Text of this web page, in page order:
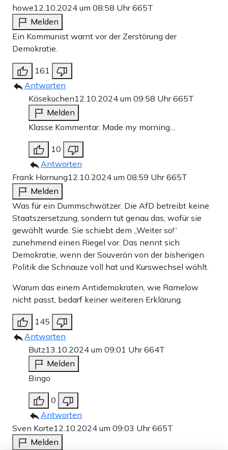
howe12.10.2024 um 08:58 Uhr665T
Melden
Ein Kommunist warnt vor der Zerstörung der
Demokratie.
161
Antworten
Käsekuchen12.10.2024 um 09:58 Uhr665T
Melden
Klasse Kommentar. Made my morning…
10
Antworten
Frank Hornung12.10.2024 um 08:59 Uhr665T
Melden
Was für ein Dummschwätzer. Die AfD betreibt keine
Staatszersetzung, sondern tut genau das, wofür sie
gewählt wurde. Sie schiebt dem „Weiter so!“
zunehmend einen Riegel vor. Das nennt sich
Demokratie, wenn der Souverän von der bisherigen
Politik die Schnauze voll hat und Kurswechsel wählt.
Warum das einem Antidemokraten, wie Ramelow
nicht passt, bedarf keiner weiteren Erklärung.
145
Antworten
Butz13.10.2024 um 09:01 Uhr664T
Melden
Bingo
0
Antworten
Sven Korte12.10.2024 um 09:03 Uhr665T
Melden